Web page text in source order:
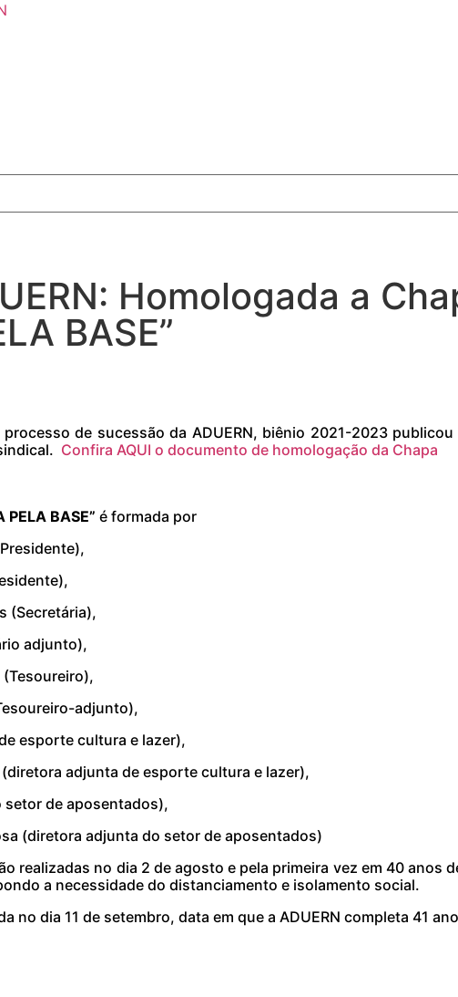
Homologada a
BASE”
de sucessão da ADUERN, biênio 2021-2023
Confira AQUI o documento de homologação da Chapa
PELA BASE” é formada por
(Secretária),
adjunto),
adjunto),
esporte cultura e lazer),
adjunta de esporte cultura e lazer),
setor de aposentados),
(diretora adjunta do setor de aposentados)
realizadas no dia 2 de agosto e pela primeira vez em 40
a necessidade do distanciamento e isolamento social.
no dia 11 de setembro, data em que a ADUERN completa 41